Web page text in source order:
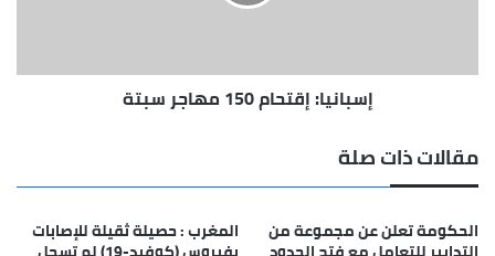
إسبانيا: إقتحام 150 مهاجر سبتة
مقالات ذات صلة
الحكومة تعلن عن مجموعة من المغرب : حصيلة ثقيلة للإصابات